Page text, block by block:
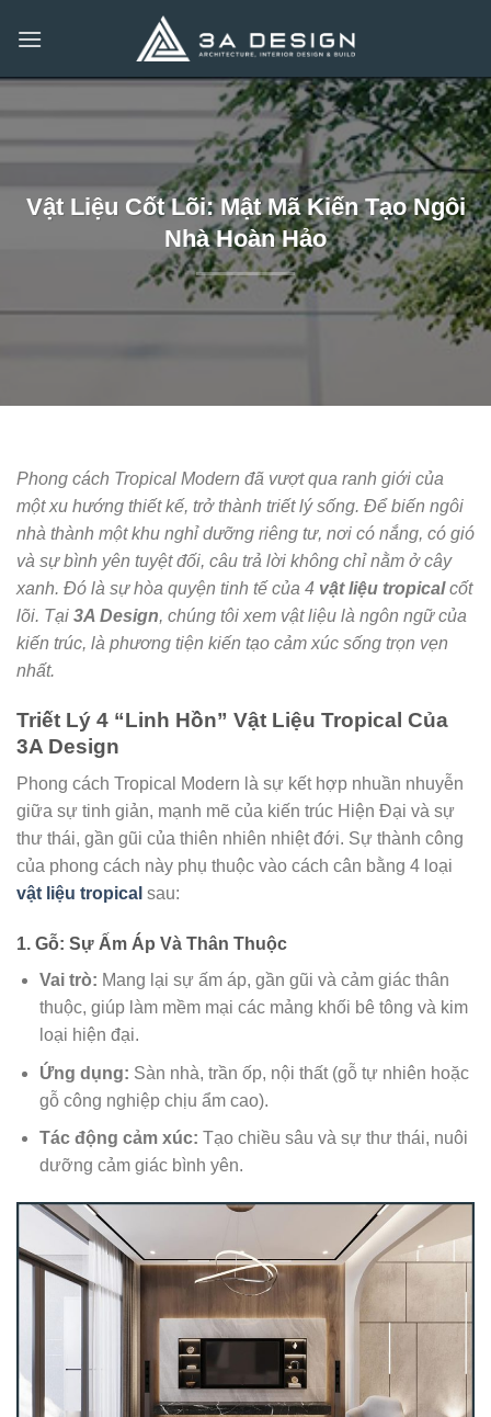
qua
Vật Liệu Cốt Lõi: Mật Mã Kiến Tạo Ngôi
Nhà Hoàn Hảo
Phong cách Tropical Modern đã vượt qua ranh giới của
một xu hướng thiết kế, trở thành triết lý sống. Để biến ngôi
nhà thành một khu nghỉ dưỡng riêng tư, nơi có nắng, có gió
và sự bình yên tuyệt đối, câu trả lời không chỉ nằm ở cây
xanh. Đó là sự hòa quyện tinh tế của 4 vật liệu tropicalcốt
lõi. Tại 3A Design, chúng tôi xem vật liệu là ngôn ngữ của
kiến trúc, là phương tiện kiến tạo cảm xúc sống trọn vẹn
nhất.
Triết Lý 4 “Linh Hồn” Vật Liệu Tropical Của
3A Design
Phong cách Tropical Modern là sự kết hợp nhuần nhuyễn
giữa sự tinh giản, mạnh mẽ của kiến trúc Hiện Đại và sự
thư thái, gần gũi của thiên nhiên nhiệt đới. Sự thành công
của phong cách này phụ thuộc vào cách cân bằng 4 loại
vật liệu tropical sau:
1. Gỗ: Sự Ấm Áp Và Thân Thuộc
Vai trò: Mang lại sự ấm áp, gần gũi và cảm giác thân
thuộc, giúp làm mềm mại các mảng khối bê tông và kim
loại hiện đại.
Ứng dụng: Sàn nhà, trần ốp, nội thất (gỗ tự nhiên hoặc
gỗ công nghiệp chịu ẩm cao).
Tác động cảm xúc: Tạo chiều sâu và sự thư thái, nuôi
dưỡng cảm giác bình yên.